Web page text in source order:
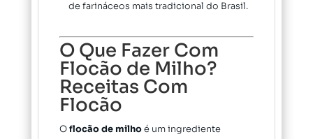
de farináceos mais tradicional do Brasil.
O Que Fazer Com
Flocão de Milho?
Receitas Com
Flocão
Oflocão de milhoé um ingrediente